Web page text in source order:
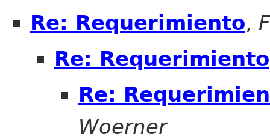
Re: Requerimiento,
Re: Requerimiento
Re:
Woerner